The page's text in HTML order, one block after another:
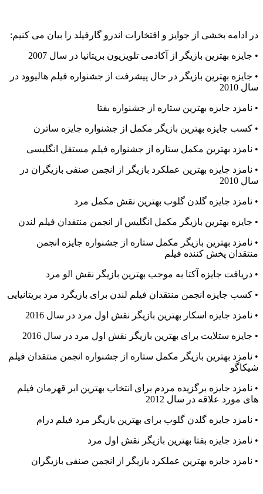
در ادامه بخشی از جوایز و افتخارات اندرو گارفیلد را بیان می کنیم:
• جایزه بهترین بازیگر از آکادمی تلویزیون بریتانیا در سال 2007
• جایزه بهترین بازیگر در حال پیشرفت از جشنواره فیلم هالیوود در
سال 2010
• نامزد جایزه بهترین ستاره از جشنواره بفتا
• کسب جایزه بهترین بازیگر مکمل از جشنواره جایزه ساترن
• نامزد بهترین مکمل ستاره از جشنواره فیلم مستقل انگلیسی
• نامزد جایزه بهترین عملکرد بازیگر از انجمن صنفی بازیگران در
سال 2010
• نامزد جایزه گلدن گلوب بهترین نقش مکمل مرد
• جایزه بهترین بازیگر مکمل انگلیس از انجمن منتقدان فیلم لندن
• نامزد بهترین بازیگر مکمل ستاره از جشنواره جایزه انجمن
منتقدان پخش کننده فیلم
• دریافت جایزه آکتا به موجب بهترین بازیگر نقش الو مرد
• کسب جایزه انجمن منتقدان فیلم لندن برای بازیگرد مرد بریتانیایی
• نامزد جایزه اسکار بهترین بازیگر نقش اول مرد در سال 2016
• جایزه ستلایت برای بهترین بازیگر نقش اول مرد در سال 2016
• نامزد بهترین بازیگر مکمل ستاره از جشنواره انجمن منتقدان فیلم
شیکاگو
• نامزد جایزه برگزیده مردم برای انتخاب بهترین ابر قهرمان فیلم‌
های مورد علاقه در سال 2012
• نامزد جایزه گلدن گلوب برای بهترین بازیگر مرد فیلم درام
• نامزد جایزه بفتا بهترین بازیگر نقش اول مرد
• نامزد جایزه بهترین عملکرد بازیگر از انجمن صنفی بازیگران